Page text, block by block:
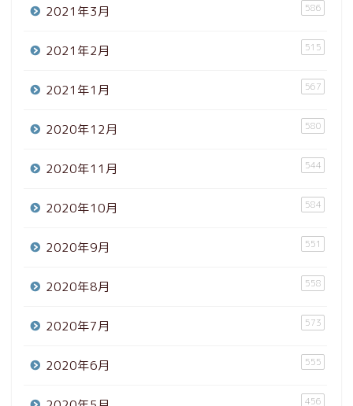
2021年3月 586
2021年2月 515
2021年1月 567
2020年12月 580
2020年11月 544
2020年10月 584
2020年9月 551
2020年8月 558
2020年7月 573
2020年6月 555
456